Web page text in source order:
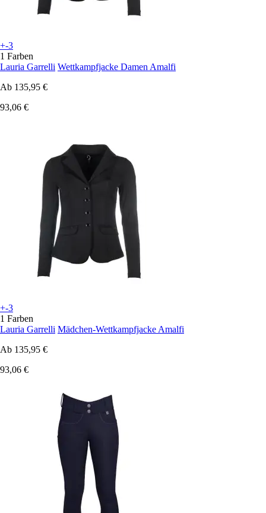
+-3
1 Farben
Lauria Garrelli Wettkampfjacke Damen Amalfi
Ab 135,95 €
93,06 €
+-3
1 Farben
Lauria Garrelli Mädchen-Wettkampfjacke Amalfi
Ab 135,95 €
93,06 €